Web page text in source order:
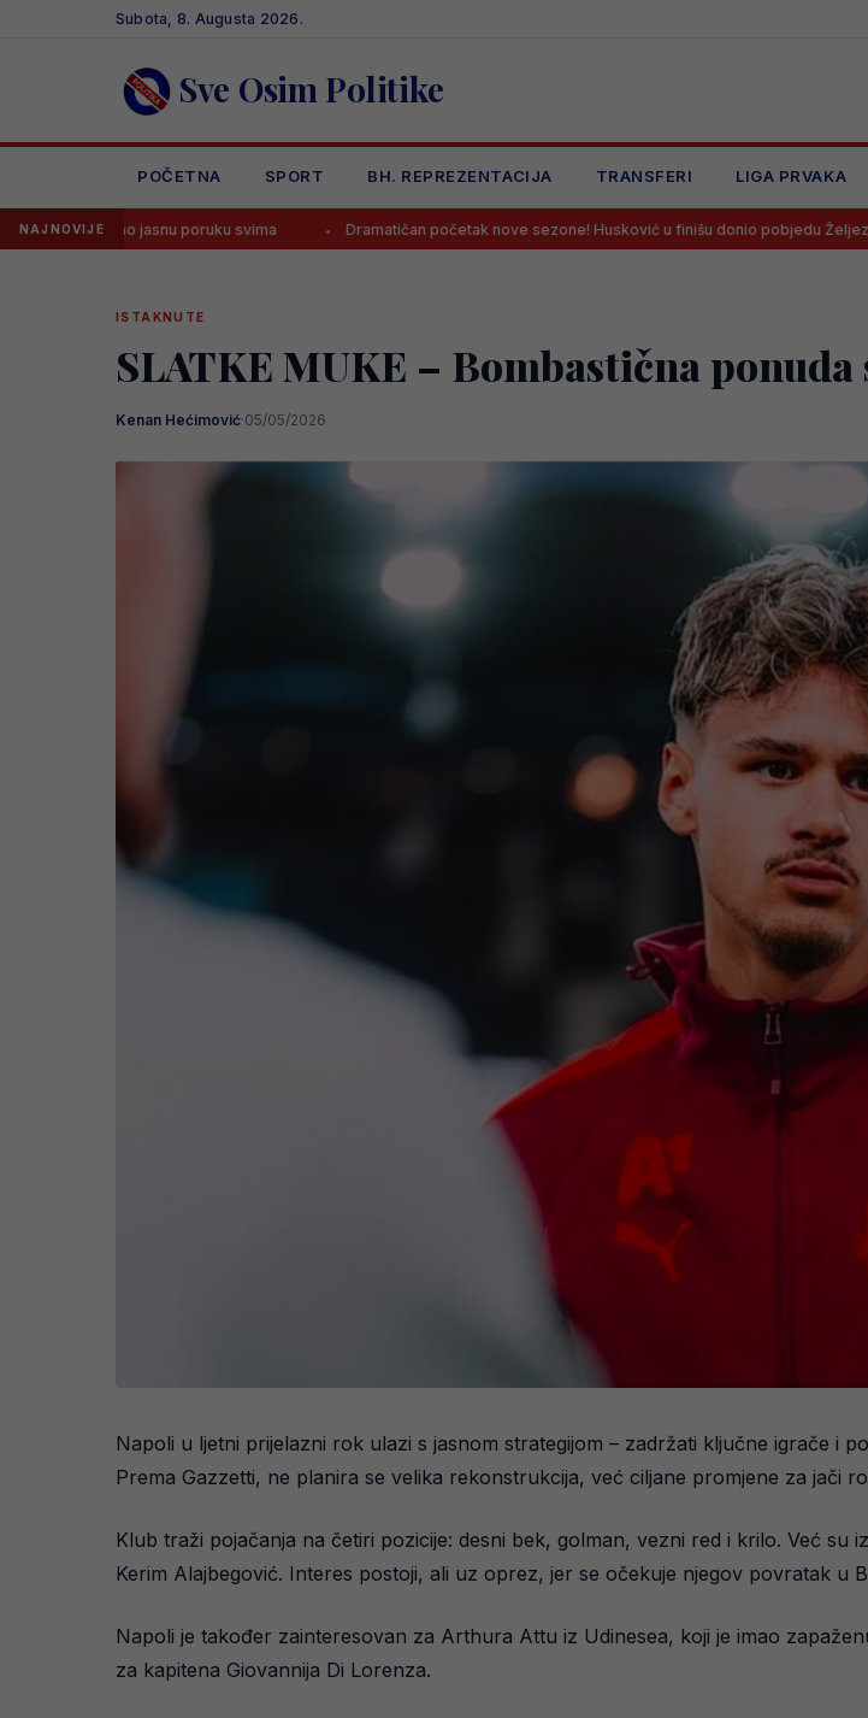
Subota, 8. Augusta 2026.
Sve Osim Politike
POČETNA SPORT BH. REPREZENTACIJA TRANSFERI LIGA PRVAKA
NAJNOVIJE
jasnu poruku svima Dramatičan početak nove sezone! Husković u finišu donio pobjedu Željezničaru na
ISTAKNUTE
SLATKE MUKE – Bombastična
Kenan Hećimović·05/05/2026
Napoli u ljetni prijelazni rok ulazi s jasnom strategijom – zadržati ključne igrače i
Prema Gazzetti, ne planira se velika rekonstrukcija, već ciljane promjene za jači
Klub traži pojačanja na četiri pozicije: desni bek, golman, vezni red i krilo. Već su
Kerim Alajbegović. Interes postoji, ali uz oprez, jer se očekuje njegov povratak u
Napoli je također zainteresovan za Arthura Attu iz Udinesea, koji je imao
za kapitena Giovannija Di Lorenza.